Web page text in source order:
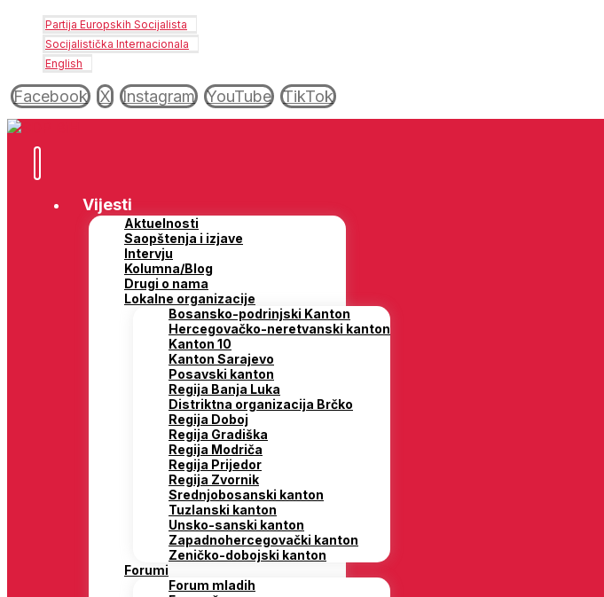
Partija Europskih Socijalista
Socijalistička Internacionala
English
Facebook X Instagram YouTube TikTok
Vijesti
Aktuelnosti
Saopštenja i izjave
Intervju
Kolumna/Blog
Drugi o nama
Lokalne organizacije
Bosansko-podrinjski Kanton
Hercegovačko-neretvanski kanton
Kanton 10
Kanton Sarajevo
Posavski kanton
Regija Banja Luka
Distriktna organizacija Brčko
Regija Doboj
Regija Gradiška
Regija Modriča
Regija Prijedor
Regija Zvornik
Srednjobosanski kanton
Tuzlanski kanton
Unsko-sanski kanton
Zapadnohercegovački kanton
Zeničko-dobojski kanton
Forumi
Forum mladih